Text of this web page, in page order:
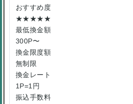
おすすめ度
★★★★★
最低換金額
300P〜
換金限度額
無制限
換金レート
1P=1円
振込手数料